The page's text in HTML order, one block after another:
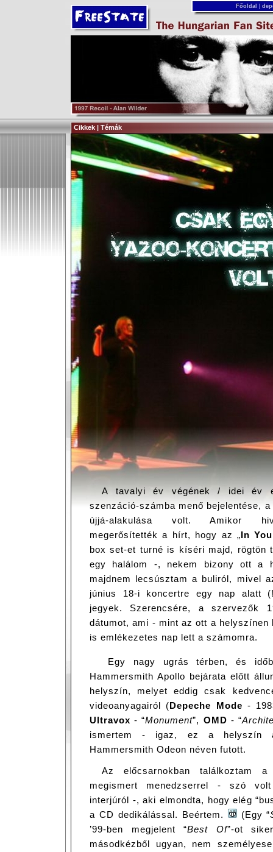
Főoldal
Cikkek | Témák
A tavalyi év végének / idei év
szenzáció-számba menő bejelentése,
újjá-alakulása volt. Amikor
megerősítették a hírt, hogy az „In
box set-et turné is kíséri majd, rögtön
egy halálom -, nekem bizony ott a
majdnem lecsúsztam a buliról, mivel
június 18-i koncertre egy nap alatt
jegyek. Szerencsére, a szervezők
dátumot, ami - mint az ott a helyszínen
is emlékezetes nap lett a számomra.
Egy nagy ugrás térben, és
Hammersmith Apollo bejárata előtt
helyszín, melyet eddig csak
videoanyagairól (Depeche Mode -
Ultravox - “Monument”, OMD - “
ismertem - igaz, ez a helyszín
Hammersmith Odeon néven futott.
Az előcsarnokban találkoztam
megismert menedzserrel - szó
interjúról -, aki elmondta, hogy elég
a CD dedikálással. Beértem.
(Egy “
’99-ben megjelent “Best Of”-ot
másodkézből ugyan, nem